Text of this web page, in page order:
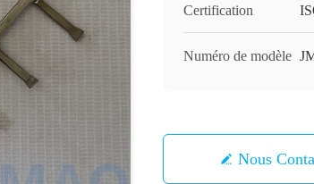
Certification
Numéro de modèle
Nous